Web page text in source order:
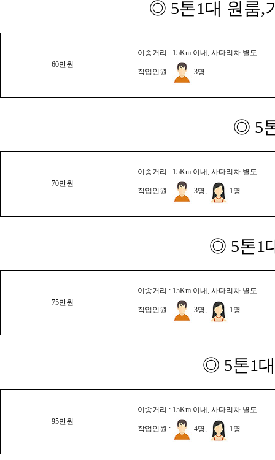
◎ 5톤1대 원룸,
60만원
이송거리 : 15Km 이내, 사다리차 별도
작업인원 : 3명
◎ 5
70만원
이송거리 : 15Km 이내, 사다리차 별도
작업인원 : 3명, 1명
◎ 5톤1
75만원
이송거리 : 15Km 이내, 사다리차 별도
작업인원 : 3명, 1명
◎ 5톤1
95만원
이송거리 : 15Km 이내, 사다리차 별도
작업인원 : 4명, 1명